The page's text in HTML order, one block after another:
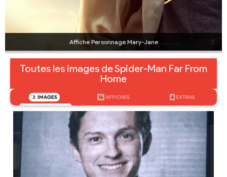
Affiche Personnage Mary-Jane
Toutes les images de Spider-Man Far From
Home
3 IMAGES 16 AFFICHES 4 EXTRAS